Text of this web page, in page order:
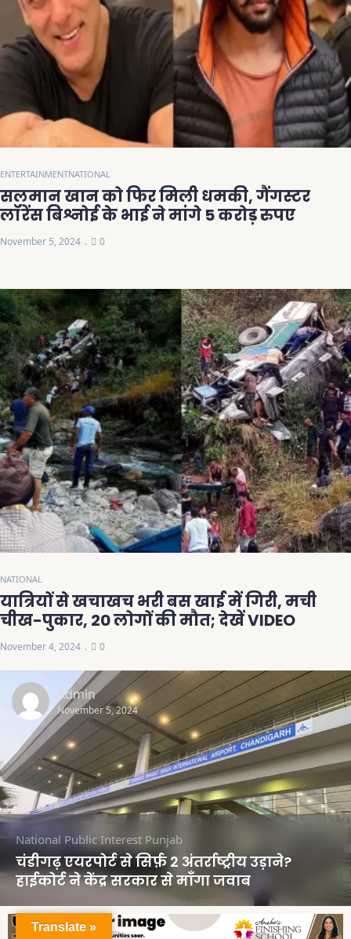
ENTERTAINMENTNATIONAL
सलमान खान को फिर मिली धमकी, गैंगस्टर
लॉरेंस बिश्नोई के भाई ने मांगे 5 करोड़ रुपए
November 5, 2024 0
NATIONAL
यात्रियों से खचाखच भरी बस खाई में गिरी, मची
चीख-पुकार, 20 लोगों की मौत; देखें VIDEO
November 4, 2024 0
Admin
November 5, 2024
National Public Interest Punjab
चंडीगढ़ एयरपोर्ट से सिर्फ़ 2 अंतर्राष्ट्रीय उड़ाने?
हाईकोर्ट ने केंद्र सरकार से माँगा जवाब
Translate »